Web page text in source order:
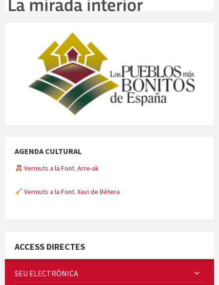
AGENDA CULTURAL
Vermuts a la Font. Arre-ak
Vermuts a la Font. Xavi de Bétera
ACCESS DIRECTES
SEU ELECTRÒNICA